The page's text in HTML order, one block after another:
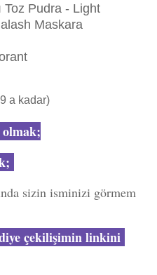
Toz Pudra - Light
Maskara
a kadar)
sizin isminizi görmem
çekilişimin linkini